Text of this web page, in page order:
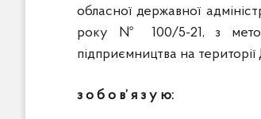
обласної державної
року № 100/5-21, з метою
підприємництва на території
з о б о в’ я з у ю: